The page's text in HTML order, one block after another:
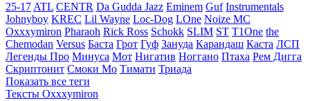
25-17 ATL CENTR Da Gudda Jazz Eminem Guf Instrumentals
Johnyboy KREC Lil Wayne Loc-Dog LOne Noize MC
Oxxxymiron Pharaoh Rick Ross Schokk SLIM ST T1One the
Chemodan Versus Баста Грот Гуф Зануда Карандаш Каста ЛСП
Легенды Про Минуса Мот Нигатив Ноггано Птаха Рем Дигга
Скриптонит Смоки Мо Тимати Триада
Показать все теги
Тексты Oxxxymiron